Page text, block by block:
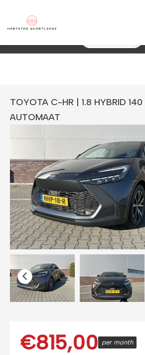
jaar ervaring in shortlease – Betrouwbaar &
TOYOTA C-HR | 1.8 HYBRID 140
AUTOMAAT
€815,00 per month